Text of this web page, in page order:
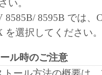
OF LICENSE
you a personal,
as used herein shall
い。
8585B/ 8595B では、
を選択してください。
ル時のご注意